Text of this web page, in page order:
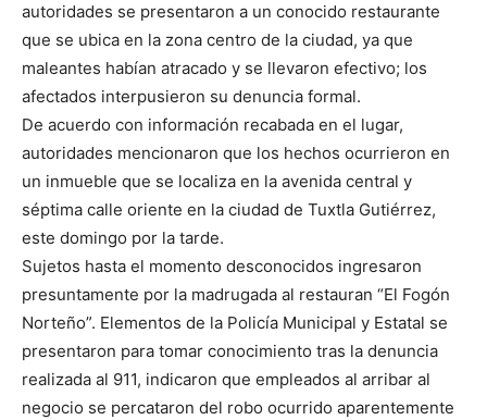
autoridades se presentaron a un conocido restaurante
que se ubica en la zona centro de la ciudad, ya que
maleantes habían atracado y se llevaron efectivo; los
afectados interpusieron su denuncia formal.
De acuerdo con información recabada en el lugar,
autoridades mencionaron que los hechos ocurrieron en
un inmueble que se localiza en la avenida central y
séptima calle oriente en la ciudad de Tuxtla Gutiérrez,
este domingo por la tarde.
Sujetos hasta el momento desconocidos ingresaron
presuntamente por la madrugada al restauran “El Fogón
Norteño”. Elementos de la Policía Municipal y Estatal se
presentaron para tomar conocimiento tras la denuncia
realizada al 911, indicaron que empleados al arribar al
negocio se percataron del robo ocurrido aparentemente